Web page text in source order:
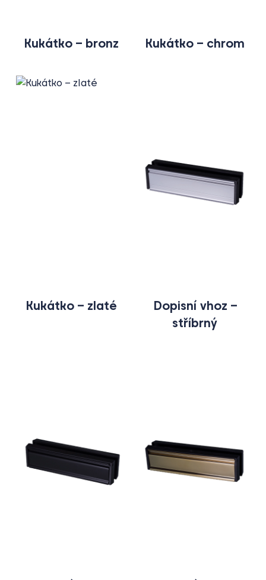
Kukátko – bronz Kukátko – chrom
Kukátko – zlaté
Dopisní vhoz –
stříbrný